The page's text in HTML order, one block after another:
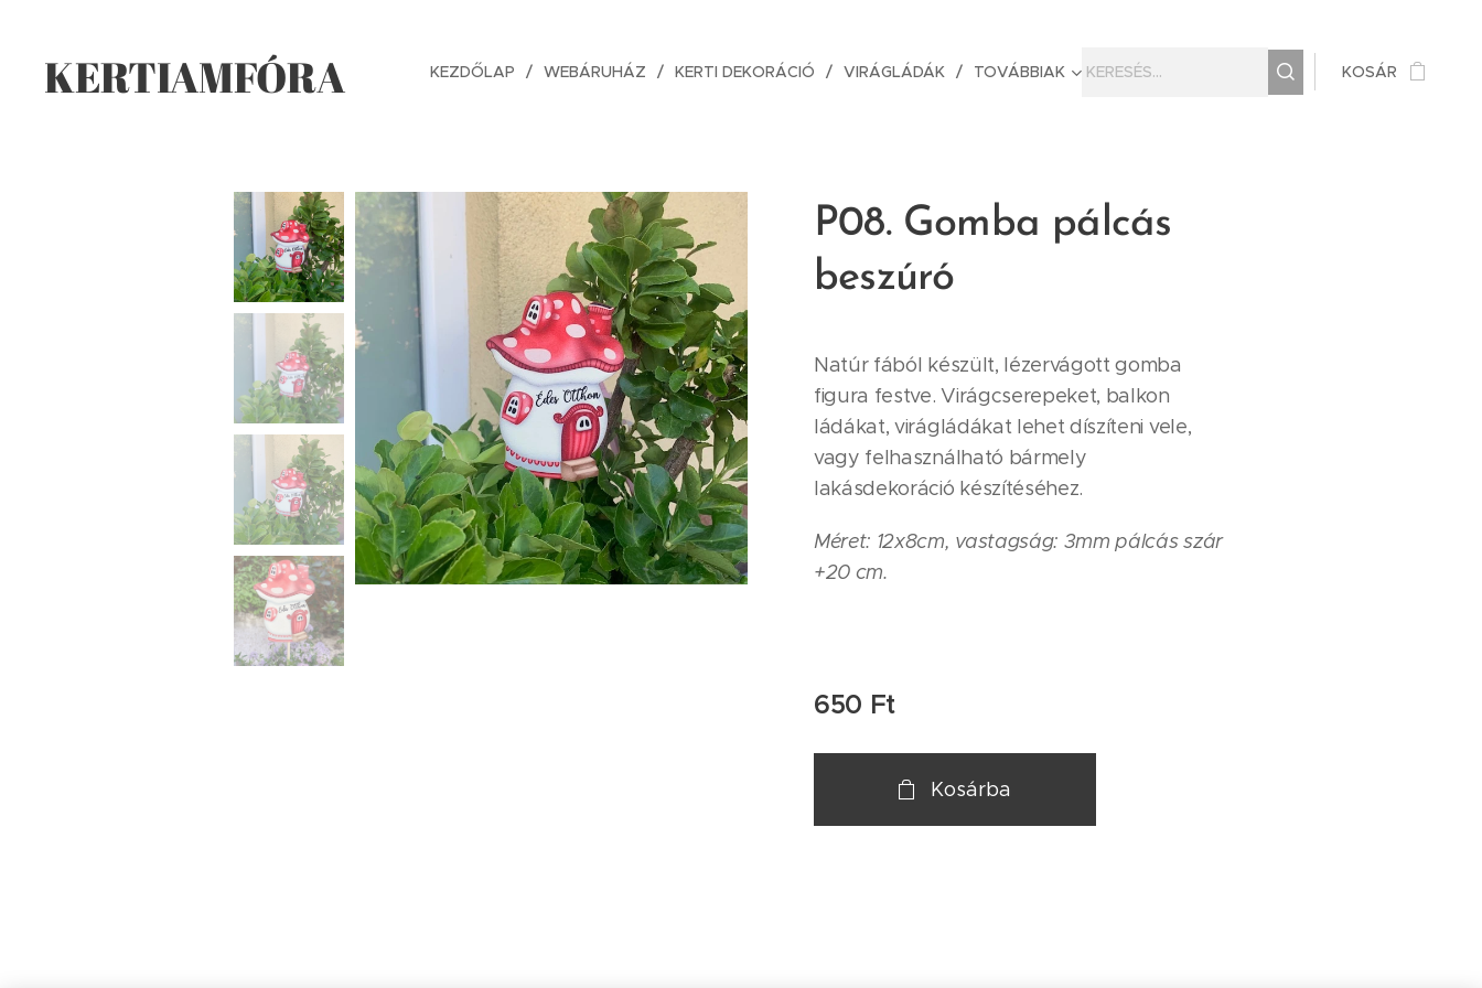
KERTIAMFÓRA KEZDŐLAP WEBÁRUHÁZ KERTI DEKORÁCIÓ VIRÁGLÁDÁK TOVÁBBIAK KOSÁR
P08. Gomba pálcás
beszúró
Natúr fából készült, lézervágott gomba
figura festve. Virágcserepeket, balkon
ládákat, virágládákat lehet díszíteni vele,
vagy felhasználható bármely
lakásdekoráció készítéséhez.
Méret: 12x8cm, vastagság: 3mm pálcás szár
+20 cm.
650 Ft
Kosárba